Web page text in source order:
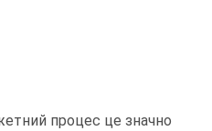
процес це значно